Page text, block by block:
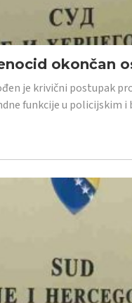
okončan
je krivični postupak
funkcije u policijskim